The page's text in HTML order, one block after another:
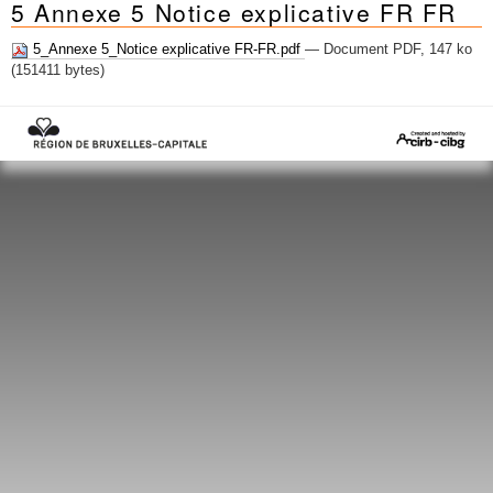
Mots-clés
Renseignements urbanistiques
5 Annexe 5 Notice explicative FR FR
5_Annexe 5_Notice explicative FR-FR.pdf — Document PDF, 147 ko
(151411 bytes)